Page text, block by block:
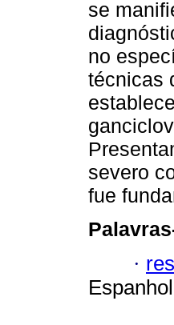
se
no
técnicas
severo
fue
·